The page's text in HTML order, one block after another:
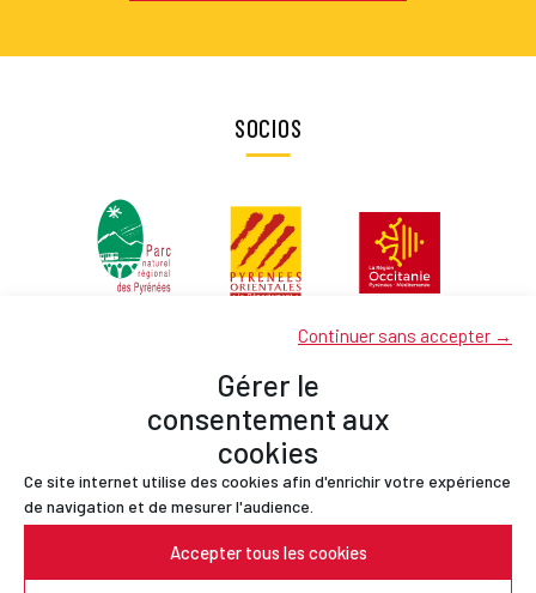
Gérer le
consentement aux
cookies
Ce site internet utilise des cookies afin d'enrichir votre expérience
de navigation et de mesurer l'audience.
Accepter tous les cookies
Continuer sans accepter →
SOCIOS
Socios
Contactos
Menciones legales
Política de confidencialidad